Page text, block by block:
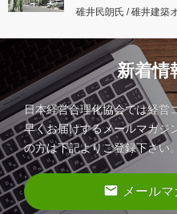
碓井民朗氏 / 碓井建築
新着情
日本経営合理化協会では経営
早くお届けするメールマガジ
の方は下記よりご登録下さい。
email メール